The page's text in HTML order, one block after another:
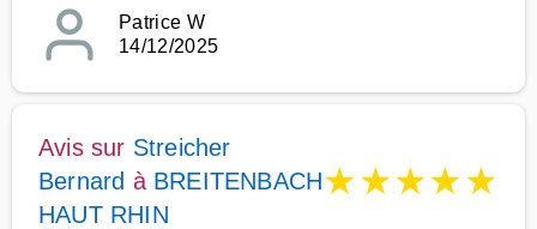
Patrice W
14/12/2025
Avis sur Streicher
Bernard à BREITENBACH
HAUT RHIN
★★★★★